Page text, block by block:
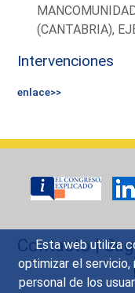
Esta web utiliza
optimizar el
personal de los
(CANTABRIA),
Intervenciones
enlace>>
Contacto|